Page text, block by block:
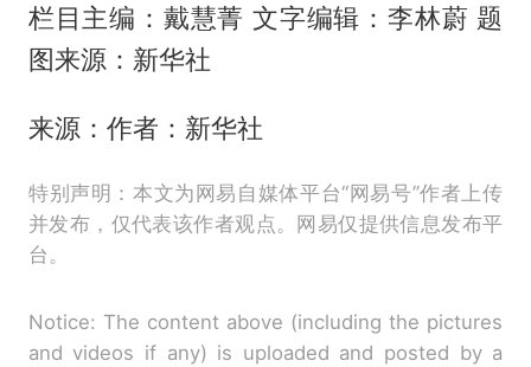
栏目主编：戴慧菁 文字编辑：李林蔚 题
图来源：新华社
来源：作者：新华社
特别声明：本文为网易自媒体平台“网易号”作者上传
并发布，仅代表该作者观点。网易仅提供信息发布平
台。
Notice: The content above (including the pictures
and videos if any) is uploaded and posted by a